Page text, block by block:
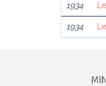
1934
1934